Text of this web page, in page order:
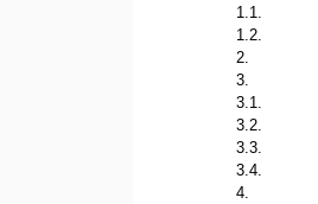
1.1.
1.2.
2.
3.
3.1.
3.2.
3.3.
3.4.
4.